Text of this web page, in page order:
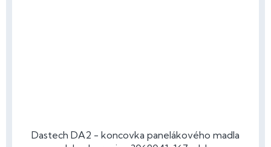
Dastech DA2 - koncovka panelákového madla